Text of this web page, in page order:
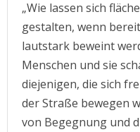
„Wie lassen sich
gestalten, wenn
lautstark beweint
Menschen und sie
diejenigen, die sich
der Straße bewegen
von Begegnung und